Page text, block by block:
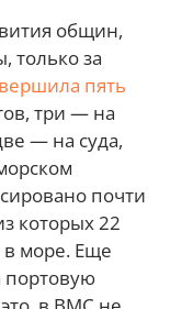
общин,
только за
пять
три — на
— на суда,
почти
которых 22
море. Еще
портовую